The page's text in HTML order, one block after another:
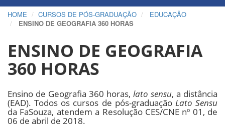
HOME CURSOS DE PÓS-GRADUAÇÃO
EDUCAÇÃO
ENSINO DE GEOGRAFIA 360 HORAS
ENSINO DE GEOGRAFIA
360 HORAS
Ensino de Geografia 360 horas, lato sensu, a distância
(EAD). Todos os cursos de pós-graduação Lato Sensu
da FaSouza, atendem a Resolução CES/CNE nº 01, de
06 de abril de 2018.